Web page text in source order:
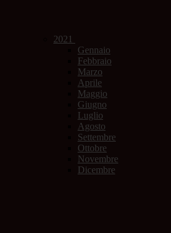
2021
Gennaio
Febbraio
Marzo
Aprile
Maggio
Giugno
Luglio
Agosto
Settembre
Ottobre
Novembre
Dicembre